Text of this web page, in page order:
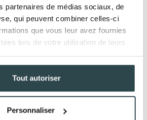
partenaires de médias sociaux, de
qui peuvent combiner celles-ci
que vous leur avez fournies
lors de votre utilisation de leurs
Tout autoriser
Personnaliser
DE FORMULATION